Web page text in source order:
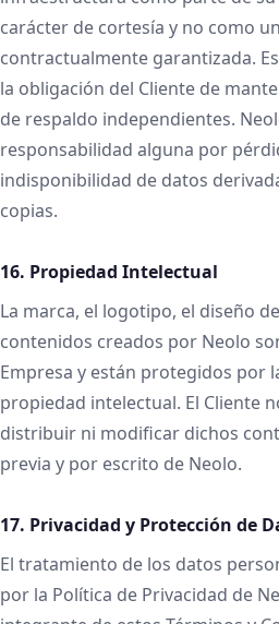
carácter de cortesía y no como
contractualmente garantizada.
la obligación del Cliente de
de respaldo independientes.
responsabilidad alguna por
indisponibilidad de datos
copias.
16. Propiedad Intelectual
La marca, el logotipo, el diseño
contenidos creados por Neolo
Empresa y están protegidos por
propiedad intelectual. El Cliente
distribuir ni modificar dichos
previa y por escrito de Neolo.
17. Privacidad y Protección de
El tratamiento de los datos
por la Política de Privacidad de